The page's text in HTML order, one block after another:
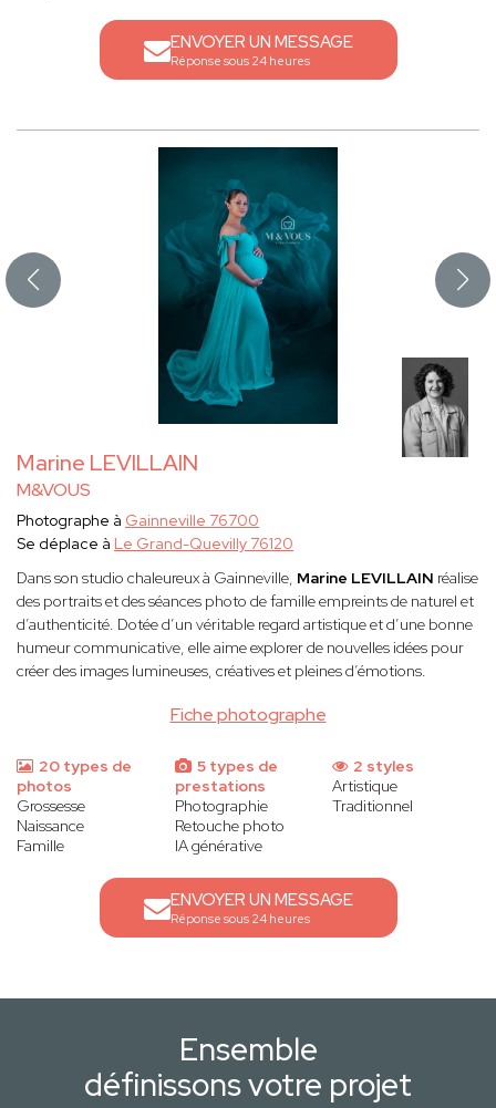
ENVOYER UN MESSAGE
Réponse sous 24 heures
Marine LEVILLAIN
M&VOUS
Fiche photographe
Photographe à Gainneville 76700
Se déplace à Le Grand-Quevilly 76120
Dans son studio chaleureux à Gainneville, Marine LEVILLAIN réalise
des portraits et des séances photo de famille empreints de naturel et
d’authenticité. Dotée d’un véritable regard artistique et d’une bonne
humeur communicative, elle aime explorer de nouvelles idées pour
créer des images lumineuses, créatives et pleines d’émotions.
20 types de
photos
Grossesse
Naissance
Famille
5 types de
prestations
Photographie
Retouche photo
IA générative
2 styles
Artistique
Traditionnel
ENVOYER UN MESSAGE
Réponse sous 24 heures
Ensemble
définissons votre projet